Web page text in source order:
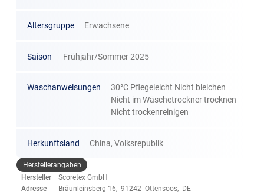
Altersgruppe Erwachsene
Saison Frühjahr/Sommer 2025
Waschanweisungen
30°C Pflegeleicht Nicht bleichen
Nicht im Wäschetrockner trocknen
Nicht trockenreinigen
Herkunftsland China, Volksrepublik
Herstellerangaben
Hersteller
Scoretex GmbH
Adresse
Bräunleinsberg 16, 91242 Ottensoos, DE